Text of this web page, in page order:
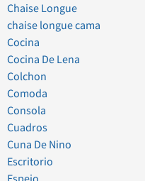
Chaise Longue
chaise longue cama
Cocina
Cocina De Lena
Colchon
Comoda
Consola
Cuadros
Cuna De Nino
Escritorio